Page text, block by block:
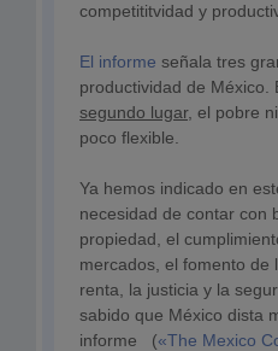
competititvidad y
El informe señala tres
productividad de México.
segundo lugar, el pobre
poco flexible.
Ya hemos indicado en
necesidad de contar con
propiedad, el
mercados, el fomento de
renta, la justicia y la
sabido que México dista
informe («The Mexico